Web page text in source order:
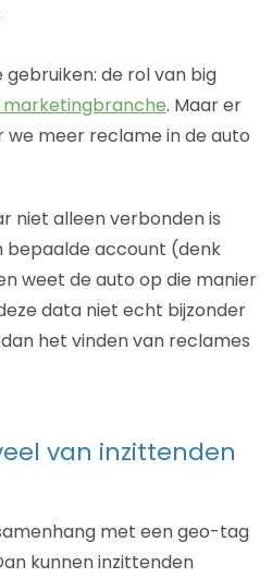
de rol van big
. Maar er
meer reclame in de auto
niet alleen verbonden is
bepaalde account (denk
weet de auto op die manier
data niet echt bijzonder
het vinden van reclames
van inzittenden
met een geo-tag
kunnen inzittenden